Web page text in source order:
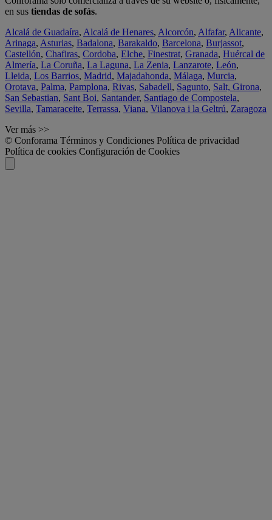
en sus tiendas de sofás.
Alcalá de Guadaíra, Alcalá de Henares, Alcorcón, Alfafar, Alicante,
Arinaga, Asturias, Badalona, Barakaldo, Barcelona, Burjassot,
Castellón, Chafiras, Cordoba, Elche, Finestrat, Granada, Huércal de
Almería, La Coruña, La Laguna, La Zenia, Lanzarote, León,
Lleida, Los Barrios, Madrid, Majadahonda, Málaga, Murcia,
Orotava, Palma, Pamplona, Rivas, Sabadell, Sagunto, Salt, Girona,
San Sebastian, Sant Boi, Santander, Santiago de Compostela,
Sevilla, Tamaraceite, Terrassa, Viana, Vilanova i la Geltrú, Zaragoza
Ver más >>
© Conforama Términos y Condiciones Política de privacidad
Política de cookies Configuración de Cookies